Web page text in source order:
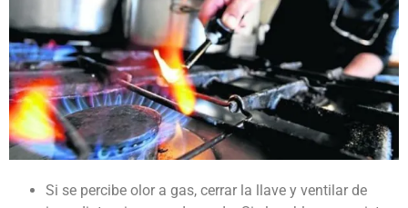
Si se percibe olor a gas, cerrar la llave y ventilar de